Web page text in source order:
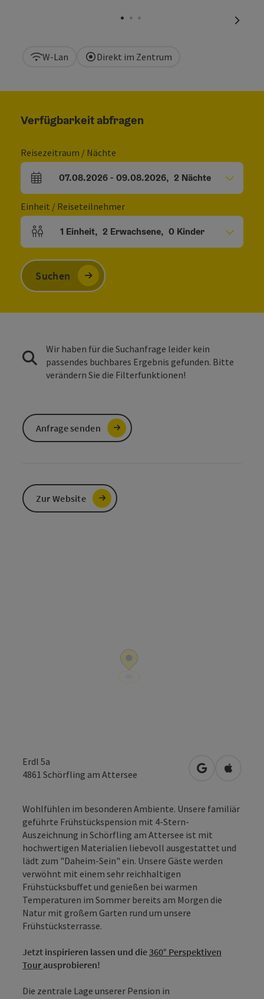
W-Lan Direkt im Zentrum
Erdl 5a
4861 Schörfling am Attersee in Google
in
Wohlfühlen im besonderen Ambiente. Unsere familiär
geführte Frühstückspension mit 4-Stern-
Auszeichnung in Schörfling am Attersee ist mit
hochwertigen Materialien liebevoll ausgestattet und
lädt zum "Daheim-Sein" ein. Unsere Gäste werden
verwöhnt mit einem sehr reichhaltigen
Frühstücksbuffet und genießen bei warmen
Temperaturen im Sommer bereits am Morgen die
Natur mit großem Garten rund um unsere
Frühstücksterrasse.
Jetzt inspirieren lassen und die 360° Perspektiven
Tour ausprobieren!
Die zentrale Lage unserer Pension in
Verfügbarkeit abfragen
Reisezeitraum / Nächte
An- und Abreisefelder
07.08.2026- 09.08.2026, 2 Nächte
Einheit / Reiseteilnehmer
Einheitenanzahl und Personenfelder
1 Einheit, 2 Erwachsene, 0 Kinder
Suchen
Wir haben für die Suchanfrage leider kein
passendes buchbares Ergebnis gefunden. Bitte
verändern Sie die Filterfunktionen!
Anfrage senden
Zur Website